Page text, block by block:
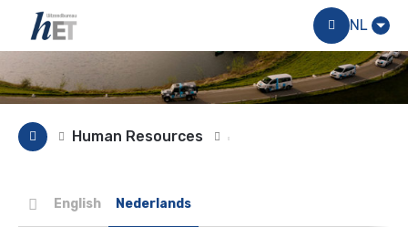
Menu
NL
Human Resources
English Nederlands